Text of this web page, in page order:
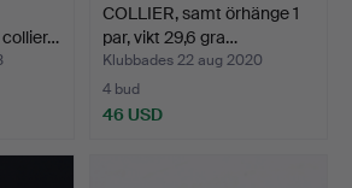
collier…
COLLIER, samt örhänge 1
par, vikt 29,6 gra…
Klubbades 22 aug 2020
4 bud
46 USD